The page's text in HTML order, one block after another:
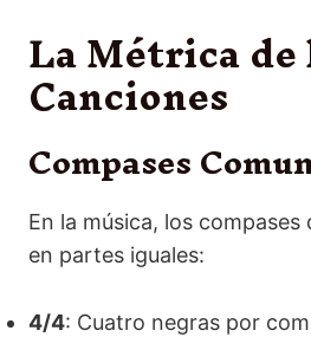
La Métrica de
Canciones
Compases
En la música, los compases
en partes iguales:
4/4: Cuatro negras por